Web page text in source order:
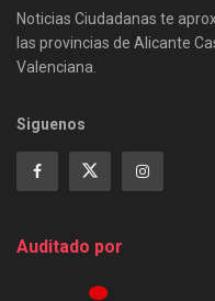
Noticias Ciudadanas te
las provincias de Alicante
Valenciana.
Siguenos
Auditado por